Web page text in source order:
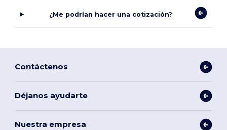
¿Me podrían hacer una cotización?
Contáctenos
Déjanos ayudarte
Nuestra empresa